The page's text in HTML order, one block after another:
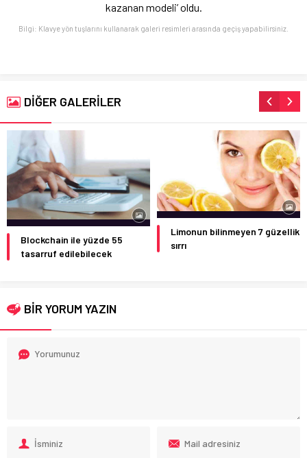
kazanan modeli’ oldu.
Bilgi: Klavye yön tuşlarını kullanarak galeri resimleri arasında geçiş yapabilirsiniz.
DİĞER GALERİLER
Blockchain ile yüzde 55
tasarruf edilebilecek
Limonun bilinmeyen 7 güzellik
sırrı
BİR YORUM YAZIN